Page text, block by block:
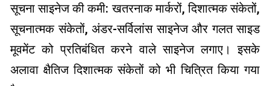
सूचना साइनेज की कमी: खतरनाक मार्करों, दिशात्मक संकेतों,
सूचनात्मक संकेतों, अंडर-सर्विलांस साइनेज और गलत साइड
मूवमेंट को प्रतिबंधित करने वाले साइनेज लगाए। इसके
अलावा क्षैतिज दिशात्मक संकेतों को भी चित्रित किया गया